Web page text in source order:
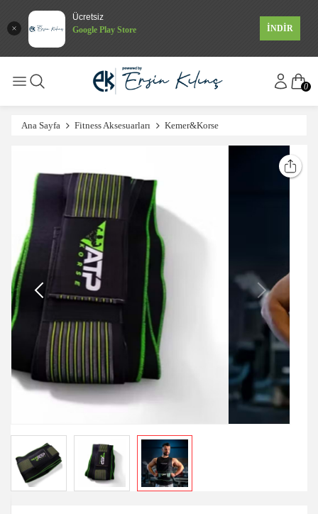
Ücretsiz
Google Play Store
İNDİR
0
Ana Sayfa Fitness Aksesuarları Kemer&Korse